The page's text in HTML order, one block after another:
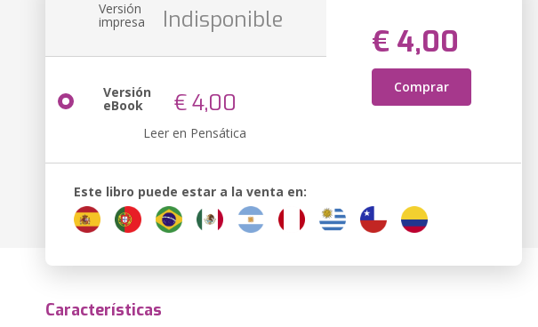
Versión
impresa Indisponible
€ 4,00
Comprar
Versión
eBook € 4,00
Leer en Pensática
Este libro puede estar a la venta en:
Características